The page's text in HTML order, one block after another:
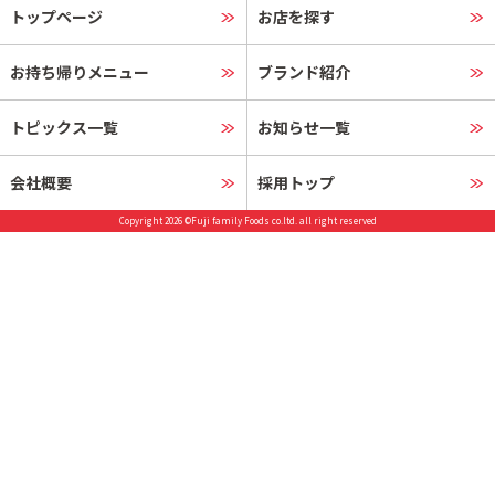
トップページ お店を探す
お持ち帰りメニュー ブランド紹介
トピックス一覧 お知らせ一覧
会社概要 採用トップ
Copyright 2026 ©Fuji family Foods co.ltd. all right reserved